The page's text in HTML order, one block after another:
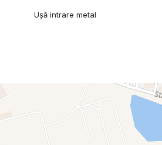
Ușă intrare metal